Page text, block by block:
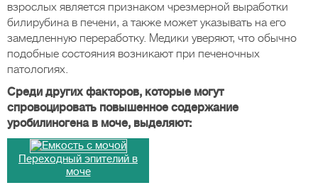
взрослых является признаком чрезмерной выработки
билирубина в печени, а также может указывать на его
замедленную переработку. Медики уверяют, что обычно
подобные состояния возникают при печеночных
патологиях.
Среди других факторов, которые могут
спровоцировать повышенное содержание
уробилиногена в моче, выделяют:
Переходный эпителий в
моче